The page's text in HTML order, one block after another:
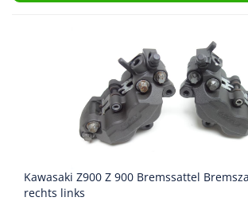
Kawasaki Z900 Z 900 Bremssattel
rechts links